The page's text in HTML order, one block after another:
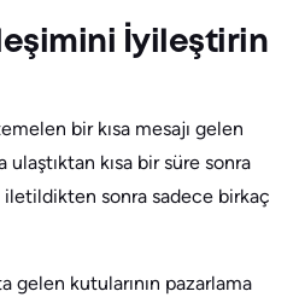
İyileştirin
bir kısa mesajı gelen
kısa bir süre sonra
iletildikten sonra sadece birkaç
kutularının pazarlama